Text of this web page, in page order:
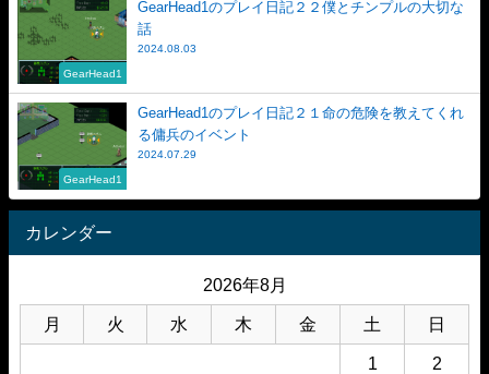
GearHead1
GearHead1のプレイ日記２２僕とチンプルの大切な
話
2024.08.03
GearHead1
GearHead1のプレイ日記２１命の危険を教えてくれ
る傭兵のイベント
2024.07.29
カレンダー
2026年8月
月 火 水 木 金 土 日
1 2